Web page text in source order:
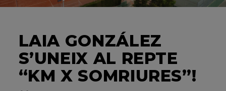
LAIA GONZÁLEZ
S’UNEIX AL REPTE
“KM X SOMRIURES”!